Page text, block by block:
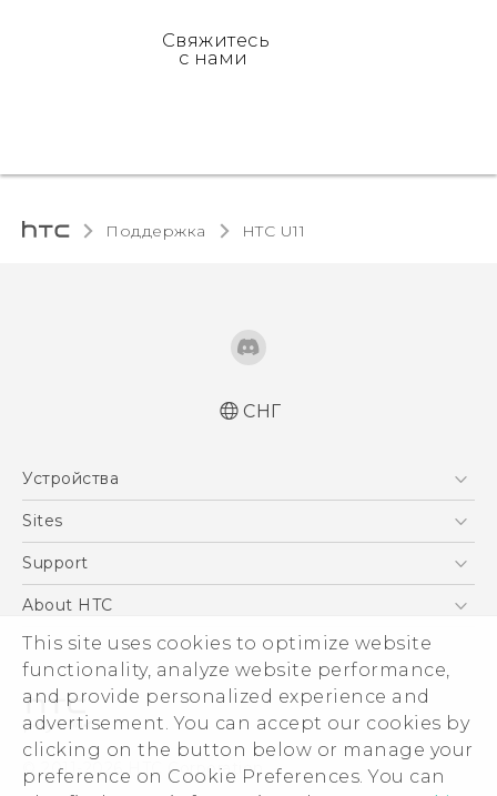
This site uses cookies to optimize website
functionality, analyze website performance,
and provide personalized experience and
advertisement. You can accept our cookies by
clicking on the button below or manage your
preference on Cookie Preferences. You can
Свяжитесь
с нами
Поддержка HTC U11‎
Қазақ - Пайдаланушы нұсқаулығы
СНГ
Устройства
5G
EXODUS
VIVE
Sites
HTC Dev
Support
ПОДДЕРЖКА
About HTC
ESG
Инвестирование
Политика конфиденциальности
Безопасность продуктов
Вакансии
© 2011-2026 HTC Corporation